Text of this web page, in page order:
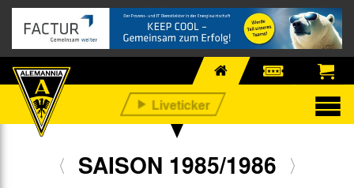
SAISON 1985/1986